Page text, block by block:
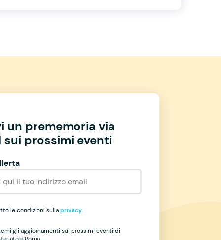
un prememoria via
sui prossimi eventi
le condizioni sullaprivacy.
gli aggiornamenti sui prossimi eventi di